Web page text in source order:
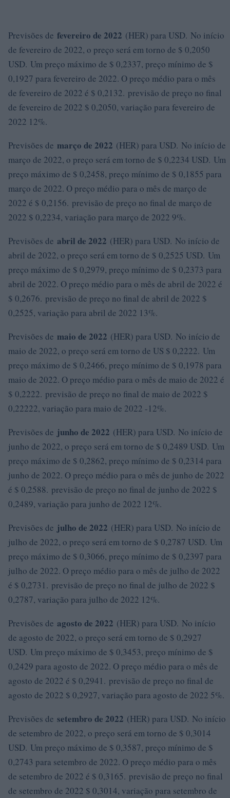
Previsões de fevereiro de 2022 (HER) para USD. No início
de fevereiro de 2022, o preço será em torno de $ 0,2050
USD. Um preço máximo de $ 0,2337, preço mínimo de $
0,1927 para fevereiro de 2022. O preço médio para o mês
de fevereiro de 2022 é $ 0,2132. previsão de preço no final
de fevereiro de 2022 $ 0,2050, variação para fevereiro de
2022 12%.
Previsões de março de 2022 (HER) para USD. No início de
março de 2022, o preço será em torno de $ 0,2234 USD. Um
preço máximo de $ 0,2458, preço mínimo de $ 0,1855 para
março de 2022. O preço médio para o mês de março de
2022 é $ 0,2156. previsão de preço no final de março de
2022 $ 0,2234, variação para março de 2022 9%.
Previsões de abril de 2022 (HER) para USD. No início de
abril de 2022, o preço será em torno de $ 0,2525 USD. Um
preço máximo de $ 0,2979, preço mínimo de $ 0,2373 para
abril de 2022. O preço médio para o mês de abril de 2022 é
$ 0,2676. previsão de preço no final de abril de 2022 $
0,2525, variação para abril de 2022 13%.
Previsões de maio de 2022 (HER) para USD. No início de
maio de 2022, o preço será em torno de US $ 0,2222. Um
preço máximo de $ 0,2466, preço mínimo de $ 0,1978 para
maio de 2022. O preço médio para o mês de maio de 2022 é
$ 0,2222. previsão de preço no final de maio de 2022 $
0,22222, variação para maio de 2022 -12%.
Previsões de junho de 2022 (HER) para USD. No início de
junho de 2022, o preço será em torno de $ 0,2489 USD. Um
preço máximo de $ 0,2862, preço mínimo de $ 0,2314 para
junho de 2022. O preço médio para o mês de junho de 2022
é $ 0,2588. previsão de preço no final de junho de 2022 $
0,2489, variação para junho de 2022 12%.
Previsões de julho de 2022 (HER) para USD. No início de
julho de 2022, o preço será em torno de $ 0,2787 USD. Um
preço máximo de $ 0,3066, preço mínimo de $ 0,2397 para
julho de 2022. O preço médio para o mês de julho de 2022
é $ 0,2731. previsão de preço no final de julho de 2022 $
0,2787, variação para julho de 2022 12%.
Previsões de agosto de 2022 (HER) para USD. No início
de agosto de 2022, o preço será em torno de $ 0,2927
USD. Um preço máximo de $ 0,3453, preço mínimo de $
0,2429 para agosto de 2022. O preço médio para o mês de
agosto de 2022 é $ 0,2941. previsão de preço no final de
agosto de 2022 $ 0,2927, variação para agosto de 2022 5%.
Previsões de setembro de 2022 (HER) para USD. No início
de setembro de 2022, o preço será em torno de $ 0,3014
USD. Um preço máximo de $ 0,3587, preço mínimo de $
0,2743 para setembro de 2022. O preço médio para o mês
de setembro de 2022 é $ 0,3165. previsão de preço no final
de setembro de 2022 $ 0,3014, variação para setembro de